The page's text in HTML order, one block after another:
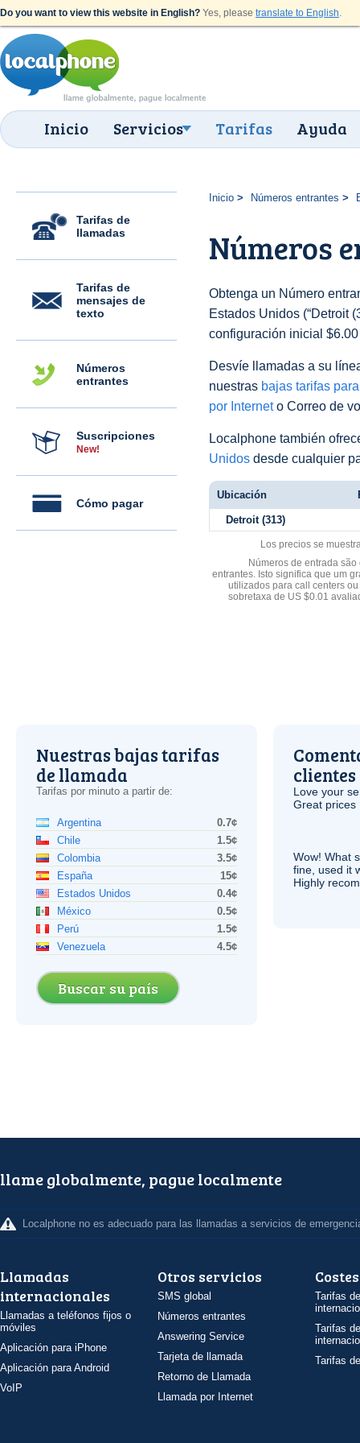
Do you want to view this website in English? Yes, please translate to English.
Inicio Servicios Tarifas Ayuda
Tarifas de
llamadas
Tarifas de
mensajes de
texto
Números
entrantes
Suscripciones
New!
Cómo pagar
Inicio Números entrantes
Números
Obtenga un Número
Estados Unidos (“Detroit
configuración inicial
Desvíe llamadas a su
nuestras bajas tarifas
por Interneto Correo de
Localphone también
Unidos desde cualquier
Ubicación
Detroit (313)
Los precios se
Números de entrada
entrantes. Isto significa que um
utilizados para call centers
sobretaxa de US $0.01
Nuestras bajas tarifas
de llamada
Tarifas por minuto a partir de:
Argentina
0.7¢
Chile
1.5¢
Colombia
3.5¢
España
15¢
Estados Unidos
0.4¢
México
0.5¢
Perú
1.5¢
Venezuela
4.5¢
Buscar su país
clientes
Love your
Great prices
Wow! What
fine, used it
Highly
llame globalmente, pague localmente
Localphone no es adecuado para las llamadas a servicios de
Llamadas
internacionales
Llamadas a teléfonos fijos o
móviles
Aplicación para iPhone
Aplicación para Android
VoIP
Otros servicios
SMS global
Números entrantes
Answering Service
Tarjeta de llamada
Retorno de Llamada
Llamada por Internet
Costes
Tarifas
Tarifas
Tarifas